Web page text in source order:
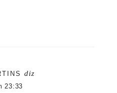
diz
23:33